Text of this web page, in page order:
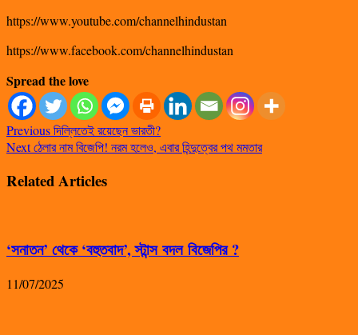
https://www.youtube.com/channelhindustan
https://www.facebook.com/channelhindustan
Spread the love
Previousদিল্লিতেই রয়েছেন ভারতী?
Nextঠেলার নাম বিজেপি! নরম হলেও, এবার হিন্দুত্বের পথ মমতার
Related Articles
‘সনাতন’ থেকে ‘বহুতবাদ’, স্টান্স বদল বিজেপির ?
11/07/2025